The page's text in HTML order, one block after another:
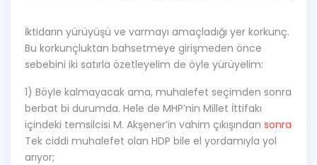
İktidarın yürüyüşü ve varmayı amaçladığı yer korkunç.
Bu korkunçluktan bahsetmeye girişmeden önce
sebebini iki satırla özetleyelim de öyle yürüyelim:
1) Böyle kalmayacak ama, muhalefet seçimden sonra
berbat bi durumda. Hele de MHP’nin Millet İttifakı
içindeki temsilcisi M. Akşener’in vahim çıkışından sonra
Tek ciddi muhalefet olan HDP bile el yordamıyla yol
arıyor;